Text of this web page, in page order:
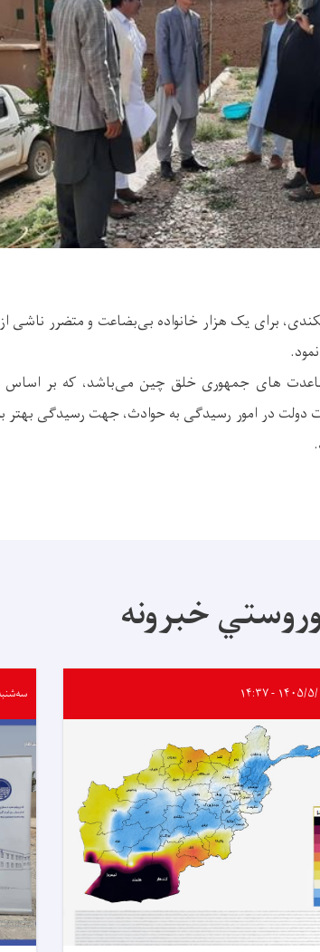
برای یک هزار خانواده بی‌بضاعت و متضرر ناشی
های جمهوری خلق چین می‌باشد، که بر اساس
دولت در امور رسیدگی به حوادث، جهت رسیدگی بهتر
وروستي خبرونه
سه‌شنبه ۱۴۰۵/۵/۱۳ -